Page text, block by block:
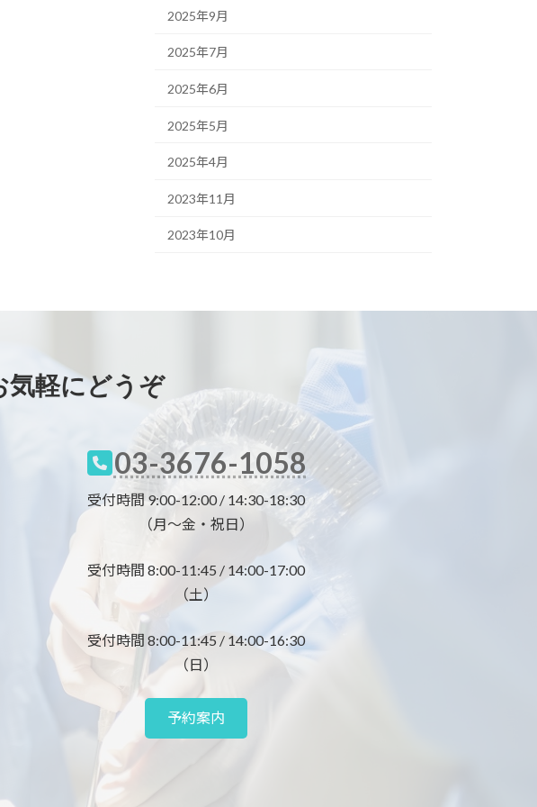
2025年9月
2025年7月
2025年6月
2025年5月
2025年4月
2023年11月
2023年10月
気軽にどうぞ
03-3676-1058
受付時間 9:00-12:00 / 14:30-18:30
（月～金・祝日）
受付時間 8:00-11:45 / 14:00-17:00
（土）
受付時間 8:00-11:45 / 14:00-16:30
（日）
予約案内